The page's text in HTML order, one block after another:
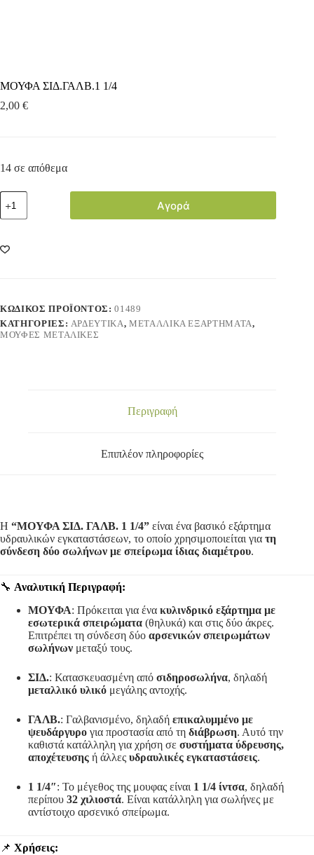
ΜΟΥΦΑ ΣΙΔ.ΓΑΛΒ.1 1/4
2,00 €
14 σε απόθεμα
Αγορά
ΚΩΔΙΚΌΣ ΠΡΟΪΌΝΤΟΣ:01489
ΚΑΤΗΓΟΡΊΕΣ: ΑΡΔΕΥΤΙΚΑ, ΜΕΤΑΛΛΙΚΑ ΕΞΑΡΤΗΜΑΤΑ,
ΜΟΥΦΕΣ ΜΕΤΑΛΙΚΕΣ
Περιγραφή
Επιπλέον πληροφορίες
Η “ΜΟΥΦΑ ΣΙΔ. ΓΑΛΒ. 1 1/4” είναι ένα βασικό εξάρτημα
υδραυλικών εγκαταστάσεων, το οποίο χρησιμοποιείται για τη
σύνδεση δύο σωλήνων με σπείρωμα ίδιας διαμέτρου.
🔧 Αναλυτική Περιγραφή:
ΜΟΥΦΑ: Πρόκειται για ένα κυλινδρικό εξάρτημα με
εσωτερικά σπειρώματα (θηλυκά) και στις δύο άκρες.
Επιτρέπει τη σύνδεση δύο αρσενικών σπειρωμάτων
σωλήνων μεταξύ τους.
ΣΙΔ.: Κατασκευασμένη από σιδηροσωλήνα, δηλαδή
μεταλλικό υλικό μεγάλης αντοχής.
ΓΑΛΒ.: Γαλβανισμένο, δηλαδή επικαλυμμένο με
ψευδάργυρο για προστασία από τη διάβρωση. Αυτό την
καθιστά κατάλληλη για χρήση σε συστήματα ύδρευσης,
αποχέτευσης ή άλλες υδραυλικές εγκαταστάσεις.
1 1/4″: Το μέγεθος της μουφας είναι 1 1/4 ίντσα, δηλαδή
περίπου 32 χιλιοστά. Είναι κατάλληλη για σωλήνες με
αντίστοιχο αρσενικό σπείρωμα.
📌 Χρήσεις: